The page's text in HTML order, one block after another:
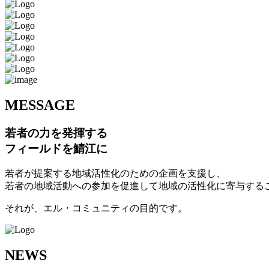
MESSAGE
若者の力を発揮する
フィールドを鯖江に
若者が提案する地域活性化のための企画を支援し、
若者の地域活動への参加を促進して地域の活性化に寄与する
それが、エル・コミュニティの目的です。
NEWS